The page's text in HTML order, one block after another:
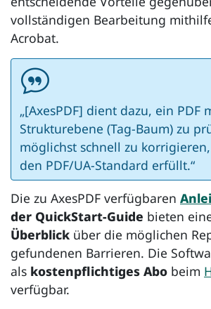
vollständigen Bearbeitung
Acrobat.
„[AxesPDF] dient dazu, ein PDF
Strukturebene (Tag-Baum) zu
möglichst schnell zu korrigieren,
den PDF/UA-Standard erfüllt.“
Die zu AxesPDF verfügbaren
der QuickStart-Guide bieten
Überblick über die möglichen
gefundenen Barrieren. Die
als kostenpflichtiges Abo beim
verfügbar.